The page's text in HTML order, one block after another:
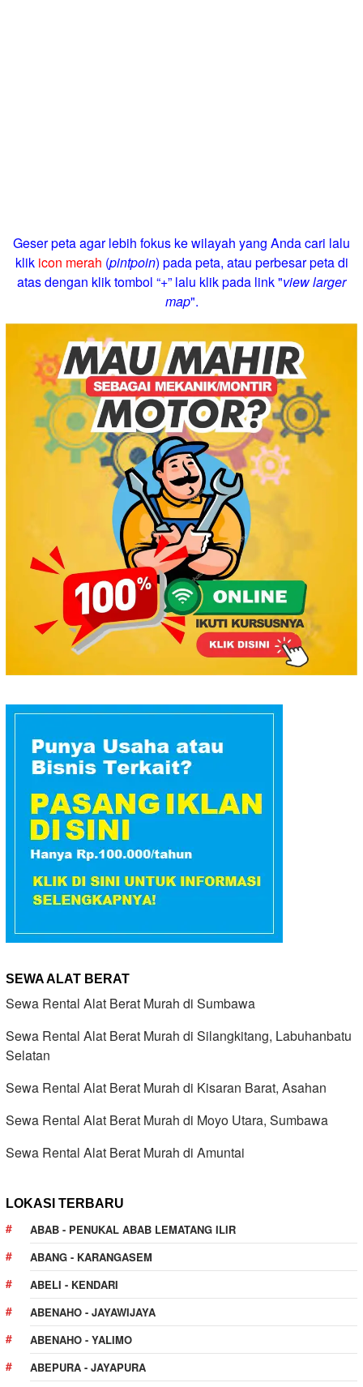
Geser peta agar lebih fokus ke wilayah yang Anda cari lalu
klik icon merah (pintpoin) pada peta, atau perbesar peta di
atas dengan klik tombol “+” lalu klik pada link "view larger
map".
SEWA ALAT BERAT
Sewa Rental Alat Berat Murah di Sumbawa
Sewa Rental Alat Berat Murah di Silangkitang, Labuhanbatu
Selatan
Sewa Rental Alat Berat Murah di Kisaran Barat, Asahan
Sewa Rental Alat Berat Murah di Moyo Utara, Sumbawa
Sewa Rental Alat Berat Murah di Amuntai
LOKASI TERBARU
ABAB - PENUKAL ABAB LEMATANG ILIR
ABANG - KARANGASEM
ABELI - KENDARI
ABENAHO - JAYAWIJAYA
ABENAHO - YALIMO
ABEPURA - JAYAPURA